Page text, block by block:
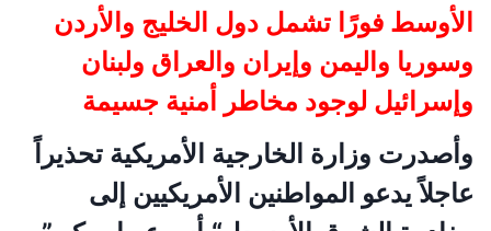
الأوسط فورًا تشمل دول الخليج والأردن
وسوريا واليمن وإيران والعراق ولبنان
وإسرائيل لوجود مخاطر أمنية جسيمة
وأصدرت وزارة الخارجية الأمريكية تحذيراً
عاجلاً يدعو المواطنين الأمريكيين إلى